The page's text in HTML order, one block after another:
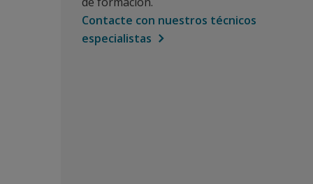
Contacte con nuestros técnicos
especialistas